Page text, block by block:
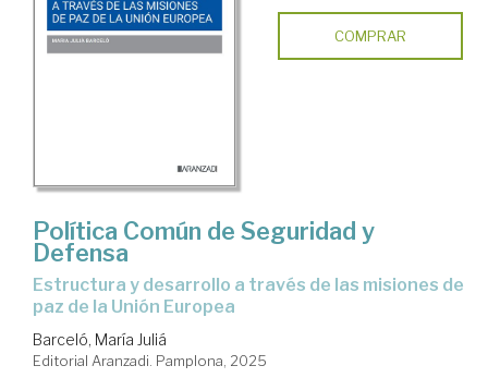
COMPRAR
Política Común de Seguridad y
Defensa
estructura y desarrollo a través de las misiones de
paz de la Unión Europea
Barceló, María Juliá
Editorial Aranzadi. Pamplona, 2025